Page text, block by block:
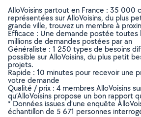
AlloVoisins partout en France : 35 000
représentées sur AlloVoisins, du plus
grande ville, trouvez un membre à
Efficace : Une demande postée toutes
millions de demandes postées par an
Généraliste : 1 250 types de besoins
possible sur AlloVoisins, du plus petit
projets.
Rapide : 10 minutes pour recevoir une
votre demande
Qualité / prix : 4 membres AlloVoisins
qu’AlloVoisins propose un bon rapport
* Données issues d’une enquête
échantillon de 5 671 personnes